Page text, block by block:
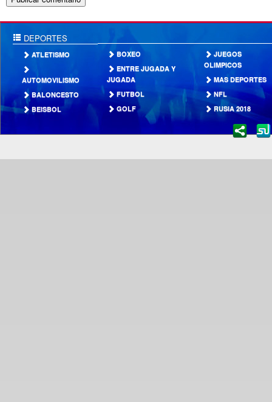
DEPORTES
ATLETISMO
AUTOMOVILISMO
BALONCESTO
BEISBOL
BOXEO
ENTRE JUGADA Y
JUGADA
FUTBOL
GOLF
JUEGOS
OLIMPICOS
MAS DEPORTES
NFL
RUSIA 2018